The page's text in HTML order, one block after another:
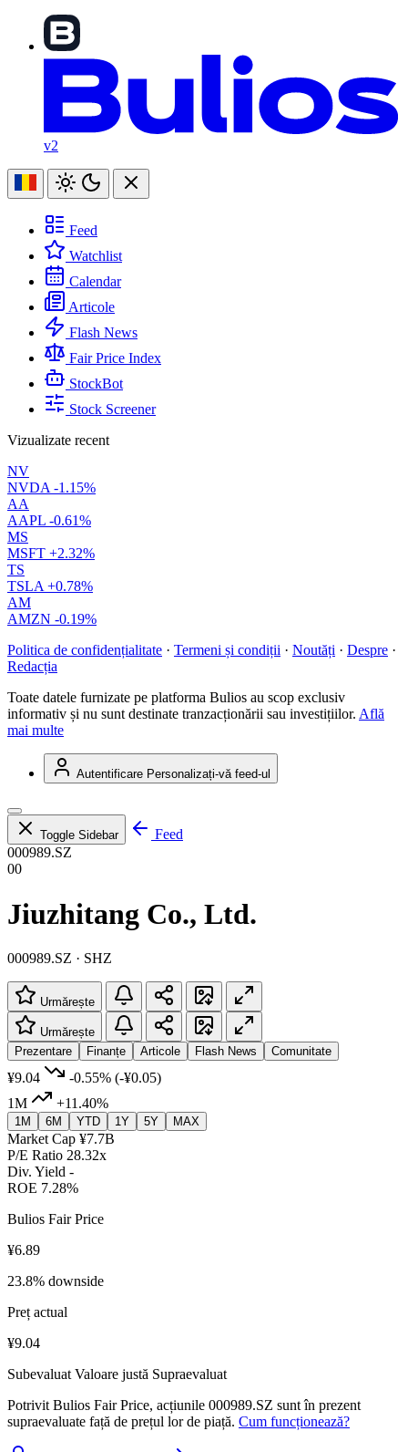
v2
Feed
Watchlist
Calendar
Articole
Flash News
Fair Price Index
StockBot
Stock Screener
Vizualizate recent
NV
NVDA -1.15%
AA
AAPL -0.61%
MS
MSFT +2.32%
TS
TSLA +0.78%
AM
AMZN -0.19%
Politica de confidențialitate · Termeni și condiții · Noutăți · Despre ·
Redacția
Toate datele furnizate pe platforma Bulios au scop exclusiv
informativ și nu sunt destinate tranzacționării sau investițiilor. Află
mai multe
Autentificare Personalizați-vă feed-ul
Toggle Sidebar
Feed
000989.SZ
00
Jiuzhitang Co., Ltd.
000989.SZ · SHZ
Urmărește
Urmărește
Prezentare
Finanțe Articole Flash News Comunitate
¥9.04 -0.55% (-¥0.05)
1M
+11.40%
1M 6M YTD 1Y 5Y MAX
Market Cap ¥7.7B
P/E Ratio 28.32x
Div. Yield -
ROE 7.28%
Bulios Fair Price
¥6.89
23.8% downside
Preț actual
¥9.04
Subevaluat Valoare justă Supraevaluat
Potrivit Bulios Fair Price, acțiunile 000989.SZ sunt în prezent
supraevaluate față de prețul lor de piață. Cum funcționează?